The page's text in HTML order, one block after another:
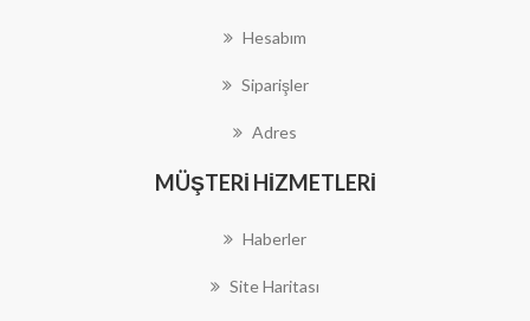
Hesabım
Siparişler
Adres
MÜŞTERI HIZMETLERI
Haberler
Site Haritası